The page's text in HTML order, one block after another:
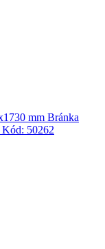
Bránka
Kód: 50262